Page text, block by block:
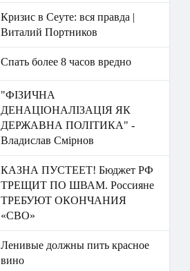
Кризис в Сеуте: вся правда |
Виталий Портников
Спать более 8 часов вредно
"ФІЗИЧНА
ДЕНАЦІОНАЛІЗАЦІЯ ЯК
ДЕРЖАВНА ПОЛІТИКА" -
Владислав Смірнов
КАЗНА ПУСТЕЕТ! Бюджет РФ
ТРЕЩИТ ПО ШВАМ. Россияне
ТРЕБУЮТ ОКОНЧАНИЯ
«СВО»
Ленивые должны пить красное
вино